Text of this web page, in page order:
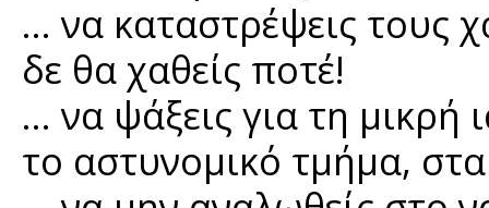
… να καταστρέψεις τους
δε θα χαθείς ποτέ!
… να ψάξεις για τη μικρή
το αστυνομικό τμήμα,